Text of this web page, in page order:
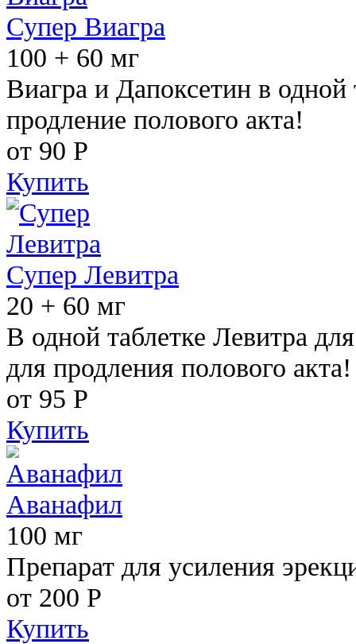
Супер Виагра
100 + 60 мг
Виагра и Дапоксетин в одной
продление полового акта!
от 90 Р
Купить
Супер Левитра
20 + 60 мг
В одной таблетке Левитра
для продления полового акта!
от 95 Р
Купить
Аванафил
100 мг
Препарат для усиления
от 200 Р
Купить